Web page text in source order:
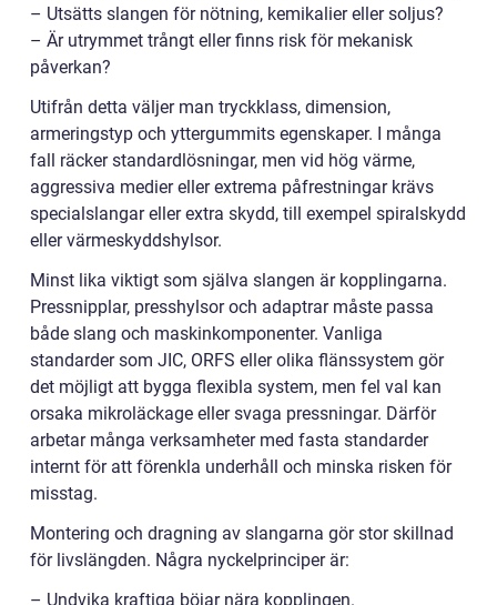
– Utsätts slangen för nötning, kemikalier eller soljus?
– Är utrymmet trångt eller finns risk för mekanisk
påverkan?
Utifrån detta väljer man tryckklass, dimension,
armeringstyp och yttergummits egenskaper. I många
fall räcker standardlösningar, men vid hög värme,
aggressiva medier eller extrema påfrestningar krävs
specialslangar eller extra skydd, till exempel spiralskydd
eller värmeskyddshylsor.
Minst lika viktigt som själva slangen är kopplingarna.
Pressnipplar, presshylsor och adaptrar måste passa
både slang och maskinkomponenter. Vanliga
standarder som JIC, ORFS eller olika flänssystem gör
det möjligt att bygga flexibla system, men fel val kan
orsaka mikroläckage eller svaga pressningar. Därför
arbetar många verksamheter med fasta standarder
internt för att förenkla underhåll och minska risken för
misstag.
Montering och dragning av slangarna gör stor skillnad
för livslängden. Några nyckelprinciper är:
– Undvika kraftiga böjar nära kopplingen.